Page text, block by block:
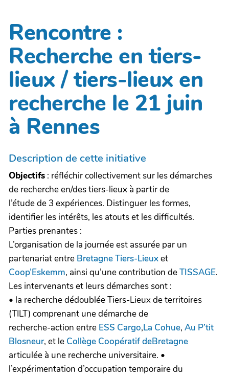
Rencontre :
Recherche en tiers-
lieux / tiers-lieux en
recherche le 21 juin
à Rennes
Description de cette initiative
Objectifs : réfléchir collectivement sur les démarches
de recherche en/des tiers-lieux à partir de
l’étude de 3 expériences. Distinguer les formes,
identifier les intérêts, les atouts et les difficultés.
Parties prenantes :
L’organisation de la journée est assurée par un
partenariat entre Bretagne Tiers-Lieuxet
Coop’Eskemm, ainsi qu’une contribution deTISSAGE.
Les intervenants et leurs démarches sont :
• la recherche dédoublée Tiers-Lieux de territoires
(TILT) comprenant une démarche de
recherche-action entre ESS Cargo,La Cohue, Au P’tit
Blosneur, et le Collège Coopératif deBretagne
articulée à une recherche universitaire. •
l’expérimentation d’occupation temporaire du